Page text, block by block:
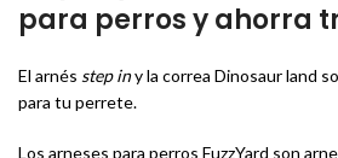
para perros y ahorra
El arnés step iny la correa Dinosaur land
para tu perrete.
Los arneses para perros FuzzYard son